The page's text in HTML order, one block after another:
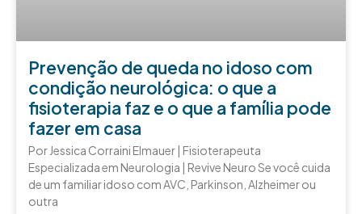
Prevenção de queda no idoso com
condição neurológica: o que a
fisioterapia faz e o que a família pode
fazer em casa
Por Jessica Corraini Elmauer | Fisioterapeuta
Especializada em Neurologia | Revive Neuro Se você cuida
de um familiar idoso com AVC, Parkinson, Alzheimer ou
outra